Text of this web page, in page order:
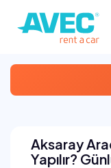
Aksaray
Yapılır?